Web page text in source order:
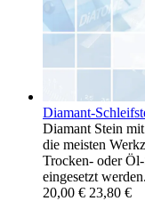
Diamant-
Diamant Stein
die meisten
Trocken- oder
eingesetzt werden.
20,00 € 23,80 €